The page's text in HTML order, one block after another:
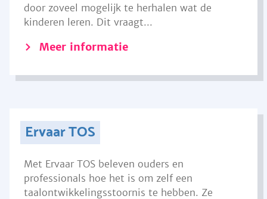
door zoveel mogelijk te herhalen wat de
kinderen leren. Dit vraagt...
Meer informatie
Ervaar TOS
Met Ervaar TOS beleven ouders en
professionals hoe het is om zelf een
taalontwikkelingsstoornis te hebben. Ze